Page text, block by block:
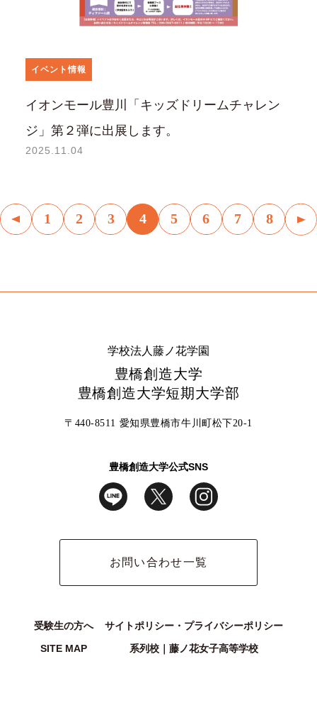
イベント情報
イオンモール豊川「キッズドリームチャレン
ジ」第２弾に出展します。
2025.11.04
1 2 3 4 5 6 7 8
学校法人藤ノ花学園
豊橋創造大学
豊橋創造大学短期大学部
〒440-8511 愛知県豊橋市牛川町松下20-1
豊橋創造大学公式SNS
お問い合わせ一覧
受験生の方へ
SITE MAP
サイトポリシー・プライバシーポリシー
系列校｜藤ノ花女子高等学校